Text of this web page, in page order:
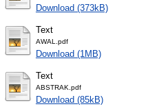
Download (373kB)
Text
AWAL.pdf
Download (1MB)
Text
ABSTRAK.pdf
Download (85kB)